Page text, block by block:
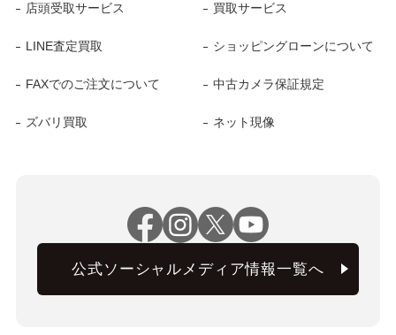
店頭受取サービス 買取サービス
LINE査定買取 ショッピングローンについて
FAXでのご注文について 中古カメラ保証規定
ズバリ買取 ネット現像
公式ソーシャルメディア情報一覧へ